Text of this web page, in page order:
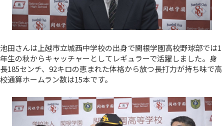
池田さんは上越市立城西中学校の出身で関根学園高校野球部では1
年生の秋からキャッチャーとしてレギュラーで活躍しました。身
長185センチ、92キロの恵まれた体格から放つ長打力が持ち味で高
校通算ホームラン数は15本です。